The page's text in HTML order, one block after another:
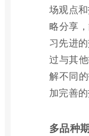
场观点
略分享
习先进
过与其
解不同
加完善的
多品种